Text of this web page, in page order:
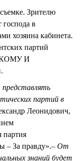
Зрителю
господа в
хозяина кабинета.
партий
И
партий в
Леонидович,
партия
– За правду».– От
знаний будет